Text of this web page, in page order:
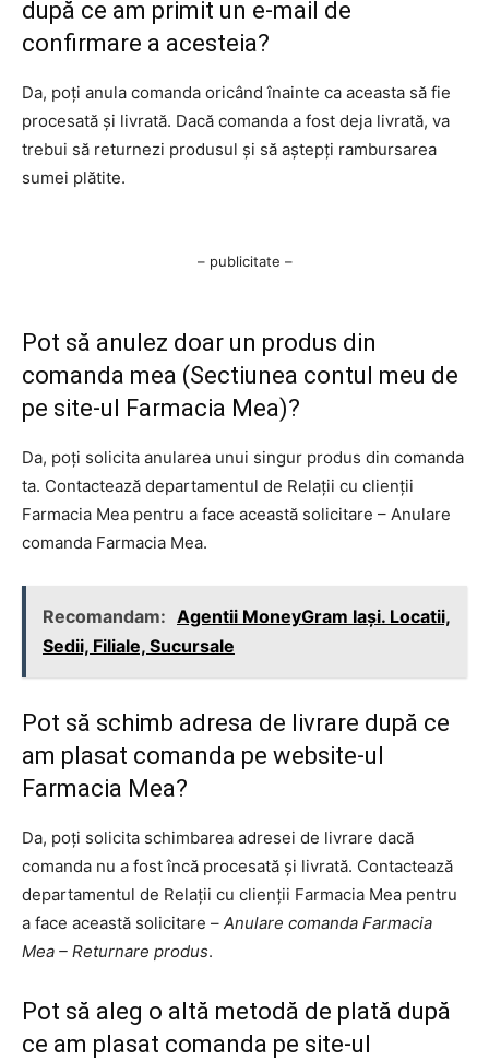
după ce am primit un e-mail de
confirmare a acesteia?
Da, poți anula comanda oricând înainte ca aceasta să fie
procesată și livrată. Dacă comanda a fost deja livrată, va
trebui să returnezi produsul și să aștepți rambursarea
sumei plătite.
– publicitate –
Pot să anulez doar un produs din
comanda mea (Sectiunea contul meu de
pe site-ul Farmacia Mea)?
Da, poți solicita anularea unui singur produs din comanda
ta. Contactează departamentul de Relații cu clienții
Farmacia Mea pentru a face această solicitare – Anulare
comanda Farmacia Mea.
Recomandam: Agentii MoneyGram Iași. Locatii,
Sedii, Filiale, Sucursale
Pot să schimb adresa de livrare după ce
am plasat comanda pe website-ul
Farmacia Mea?
Da, poți solicita schimbarea adresei de livrare dacă
comanda nu a fost încă procesată și livrată. Contactează
departamentul de Relații cu clienții Farmacia Mea pentru
a face această solicitare – Anulare comanda Farmacia
Mea – Returnare produs.
Pot să aleg o altă metodă de plată după
ce am plasat comanda pe site-ul